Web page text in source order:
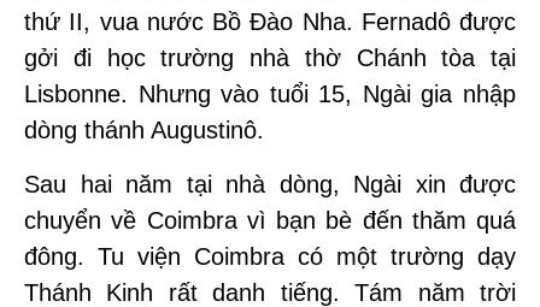
thứ II, vua nước Bồ Đào Nha. Fernadô được
gởi đi học trường nhà thờ Chánh tòa tại
Lisbonne. Nhưng vào tuổi 15, Ngài gia nhập
dòng thánh Augustinô.
Sau hai năm tại nhà dòng, Ngài xin được
chuyển về Coimbra vì bạn bè đến thăm quá
đông. Tu viện Coimbra có một trường dạy
Thánh Kinh rất danh tiếng. Tám năm trời